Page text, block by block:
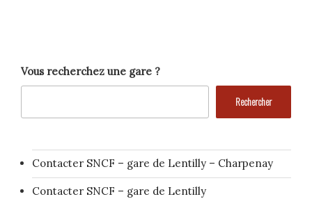
Vous recherchez une gare ?
Rechercher
Contacter SNCF – gare de Lentilly – Charpenay
Contacter SNCF – gare de Lentilly